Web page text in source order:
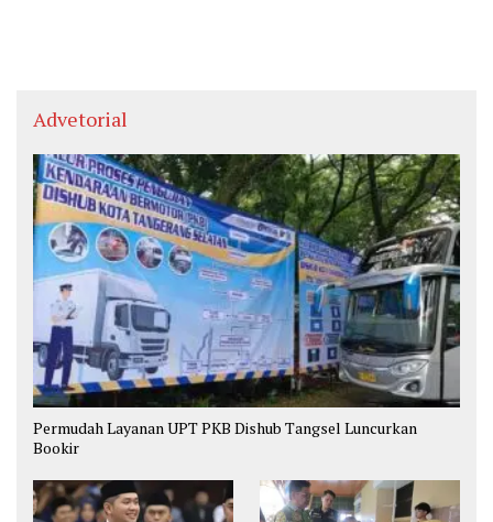
Advetorial
Permudah Layanan UPT PKB Dishub Tangsel Luncurkan
Bookir